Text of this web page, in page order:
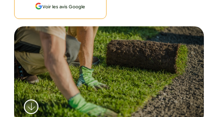
Voir les avis Google